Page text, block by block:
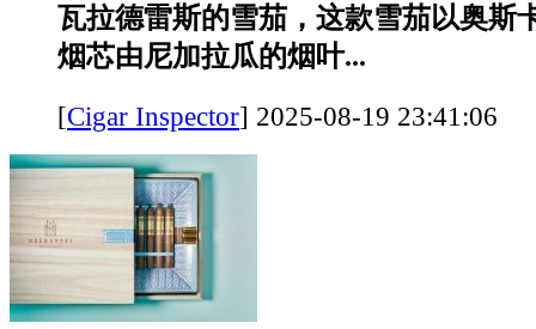
瓦拉德雷斯的雪茄，这款雪茄以奥斯
烟芯由尼加拉瓜的烟叶...
[Cigar Inspector] 2025-08-19